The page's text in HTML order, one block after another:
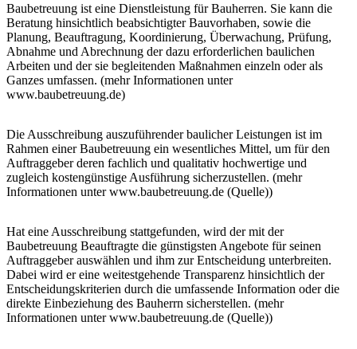
Baubetreuung ist eine Dienstleistung für Bauherren. Sie kann die
Beratung hinsichtlich beabsichtigter Bauvorhaben, sowie die
Planung, Beauftragung, Koordinierung, Überwachung, Prüfung,
Abnahme und Abrechnung der dazu erforderlichen baulichen
Arbeiten und der sie begleitenden Maßnahmen einzeln oder als
Ganzes umfassen. (mehr Informationen unter
www.baubetreuung.de)
Die Ausschreibung auszuführender baulicher Leistungen ist im
Rahmen einer Baubetreuung ein wesentliches Mittel, um für den
Auftraggeber deren fachlich und qualitativ hochwertige und
zugleich kostengünstige Ausführung sicherzustellen. (mehr
Informationen unter www.baubetreuung.de (Quelle))
Hat eine Ausschreibung stattgefunden, wird der mit der
Baubetreuung Beauftragte die günstigsten Angebote für seinen
Auftraggeber auswählen und ihm zur Entscheidung unterbreiten.
Dabei wird er eine weitestgehende Transparenz hinsichtlich der
Entscheidungskriterien durch die umfassende Information oder die
direkte Einbeziehung des Bauherrn sicherstellen. (mehr
Informationen unter www.baubetreuung.de (Quelle))